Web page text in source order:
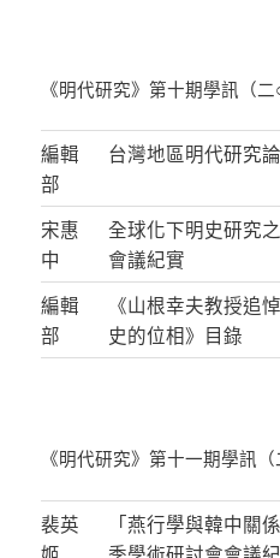
《明代研究》第十期學訊（二
編輯
部
台灣地區明代研究
宋惠
中
全球化下明史研究
會議紀實
編輯
部
《山根幸夫教授追
史的位相》目錄
《明代研究》第十一期學訊（
裴英
「燕行學與韓中關